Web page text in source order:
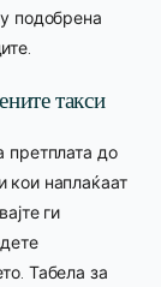
подобрена
такси
претплата до
наплаќаат
ги
Табела за